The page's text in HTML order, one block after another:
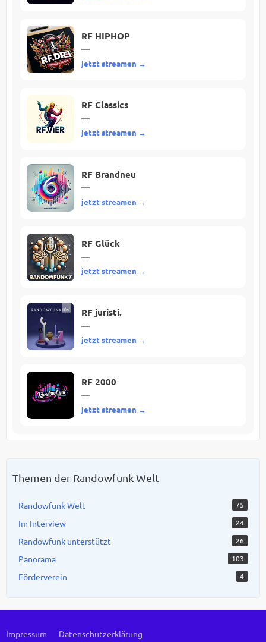
RF HIPHOP
—
jetzt streamen →
RF Classics
—
jetzt streamen →
RF Brandneu
—
jetzt streamen →
RF Glück
—
jetzt streamen →
RF juristi.
—
jetzt streamen →
RF 2000
—
jetzt streamen →
Themen der Randowfunk Welt
Randowfunk Welt 75
Im Interview 24
Randowfunk unterstützt 26
Panorama 103
Förderverein 4
Impressum Datenschutzerklärung